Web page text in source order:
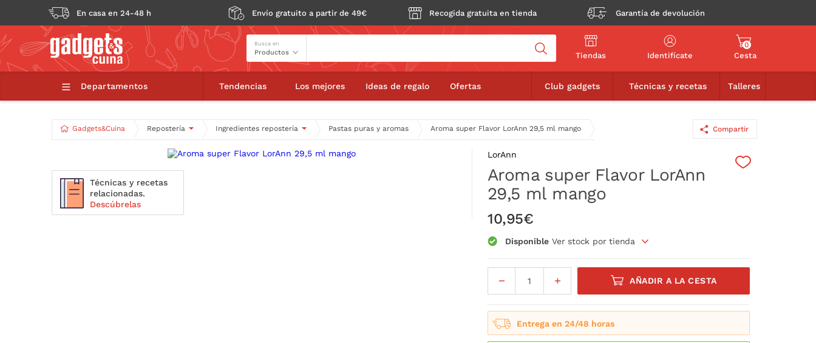
En casa en 24-48 h Envío gratuito a partir de 49€ Recogida gratuita en tienda Garantía de devolución
Busca en
Tiendas Identifícate
0
Cesta
Departamentos Tendencias Los mejores Ideas de regalo Ofertas Club gadgets Técnicas y recetas Talleres
Gadgets&Cuina Repostería Ingredientes repostería Pastas puras y aromas Aroma super Flavor LorAnn 29,5 ml mango
Aroma super Flavor LorAnn 29,5 ml mango
Técnicas y recetas
relacionadas.
Descúbrelas
LorAnn
Aroma super Flavor LorAnn
29,5 ml mango
10,95€
Disponible Ver stock por tienda
AÑADIR A LA CESTA
Entrega en 24/48 horas
Compartir